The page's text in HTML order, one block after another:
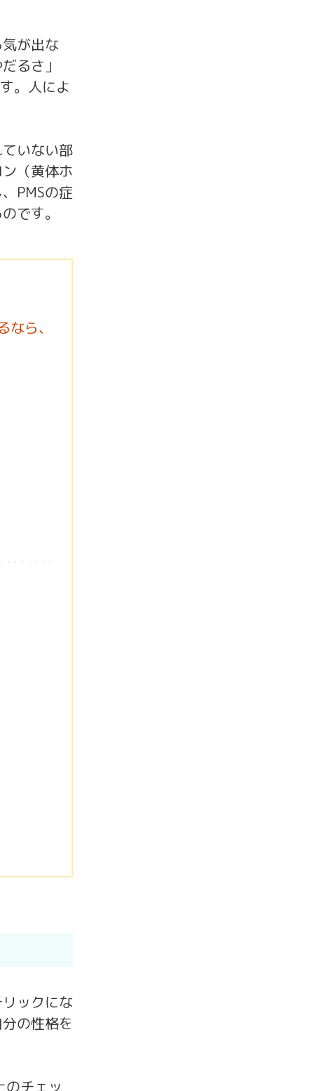
が出な
るさ」
。人によ
いない部
（黄体ホ
PMSの症
です。
ら、
ックにな
の性格を
チェッ